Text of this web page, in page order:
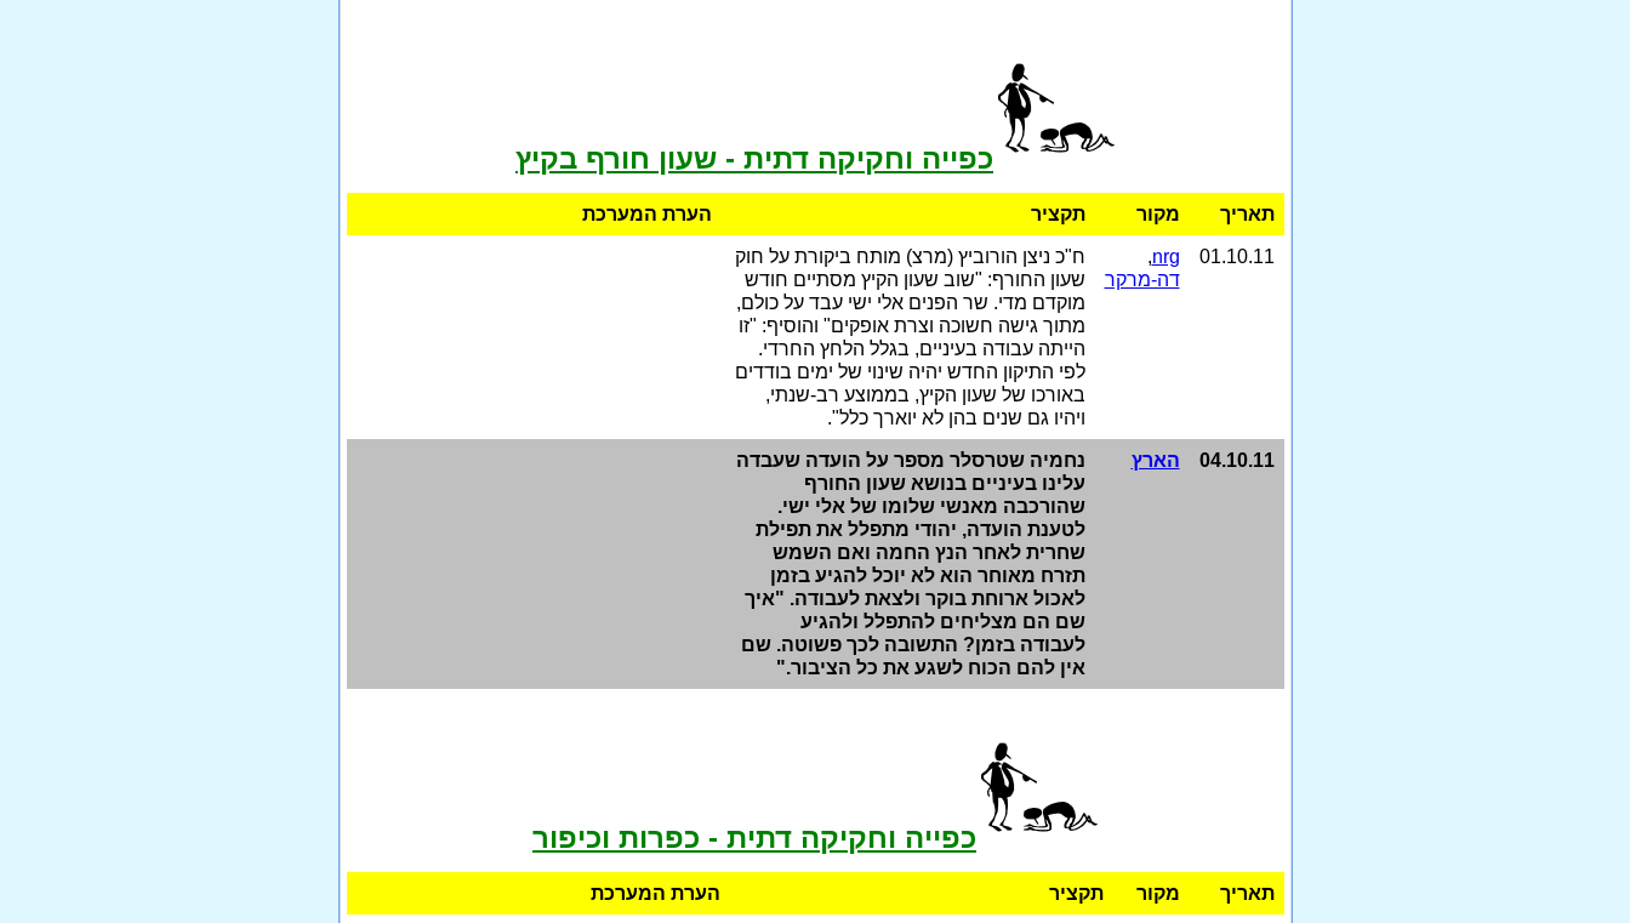
כפייה וחקיקה דתית - שעון חורף בקיץ
תאריך מקור תקציר הערת המערכת
01.10.11
nrg
,
דה-מרקר
ח"כ ניצן הורוביץ (מרצ) מותח ביקורת על חוק
שעון החורף: "שוב שעון הקיץ מסתיים חודש
מוקדם מדי. שר הפנים אלי ישי עבד על כולם,
מתוך גישה חשוכה וצרת אופקים" והוסיף: "זו
הייתה עבודה בעיניים, בגלל הלחץ החרדי.
לפי התיקון החדש יהיה שינוי של ימים בודדים
באורכו של שעון הקיץ, בממוצע רב-שנתי,
ויהיו גם שנים בהן לא יוארך כלל".
04.10.11 הארץ
נחמיה שטרסלר מספר על הועדה שעבדה
עלינו בעיניים בנושא שעון החורף
שהורכבה מאנשי שלומו של אלי ישי.
לטענת הועדה, יהודי מתפלל את תפילת
שחרית לאחר הנץ החמה ואם השמש
תזרח מאוחר הוא לא יוכל להגיע בזמן
לאכול ארוחת בוקר ולצאת לעבודה. "איך
שם הם מצליחים להתפלל ולהגיע
לעבודה בזמן? התשובה לכך פשוטה. שם
אין להם הכוח לשגע את כל הציבור."
כפייה וחקיקה דתית - כפרות וכיפור
תאריך מקור תקציר הערת המערכת